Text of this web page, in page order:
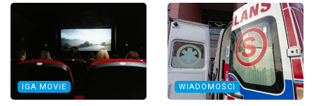
IGA MOVIE WIADOMOŚCI